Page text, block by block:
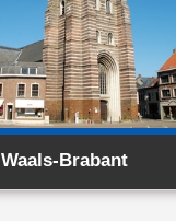
Waals-Brabant